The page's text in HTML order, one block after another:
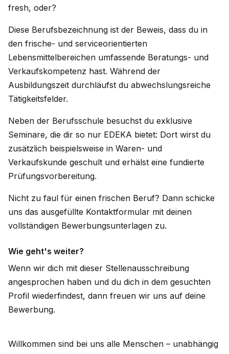
fresh, oder?
Diese Berufsbezeichnung ist der Beweis, dass du in
den frische- und serviceorientierten
Lebensmittelbereichen umfassende Beratungs- und
Verkaufskompetenz hast. Während der
Ausbildungszeit durchläufst du abwechslungsreiche
Tätigkeitsfelder.
Neben der Berufsschule besuchst du exklusive
Seminare, die dir so nur EDEKA bietet: Dort wirst du
zusätzlich beispielsweise in Waren- und
Verkaufskunde geschult und erhälst eine fundierte
Prüfungsvorbereitung.
Nicht zu faul für einen frischen Beruf? Dann schicke
uns das ausgefüllte Kontaktformular mit deinen
vollständigen Bewerbungsunterlagen zu.
Wie geht's weiter?
Wenn wir dich mit dieser Stellenausschreibung
angesprochen haben und du dich in dem gesuchten
Profil wiederfindest, dann freuen wir uns auf deine
Bewerbung.
Willkommen sind bei uns alle Menschen – unabhängig